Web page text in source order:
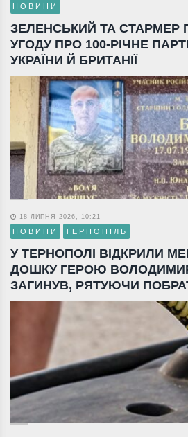
НОВИНИ
ЗЕЛЕНСЬКИЙ ТА СТАРМЕР
УГОДУ ПРО 100-РІЧНЕ
УКРАЇНИ Й БРИТАНІЇ
18 ЛИПНЯ 2026, 10:21
НОВИНИ ТЕРНОПІЛЬ
У ТЕРНОПОЛІ ВІДКРИЛИ
ДОШКУ ГЕРОЮ
ЗАГИНУВ, РЯТУЮЧИ